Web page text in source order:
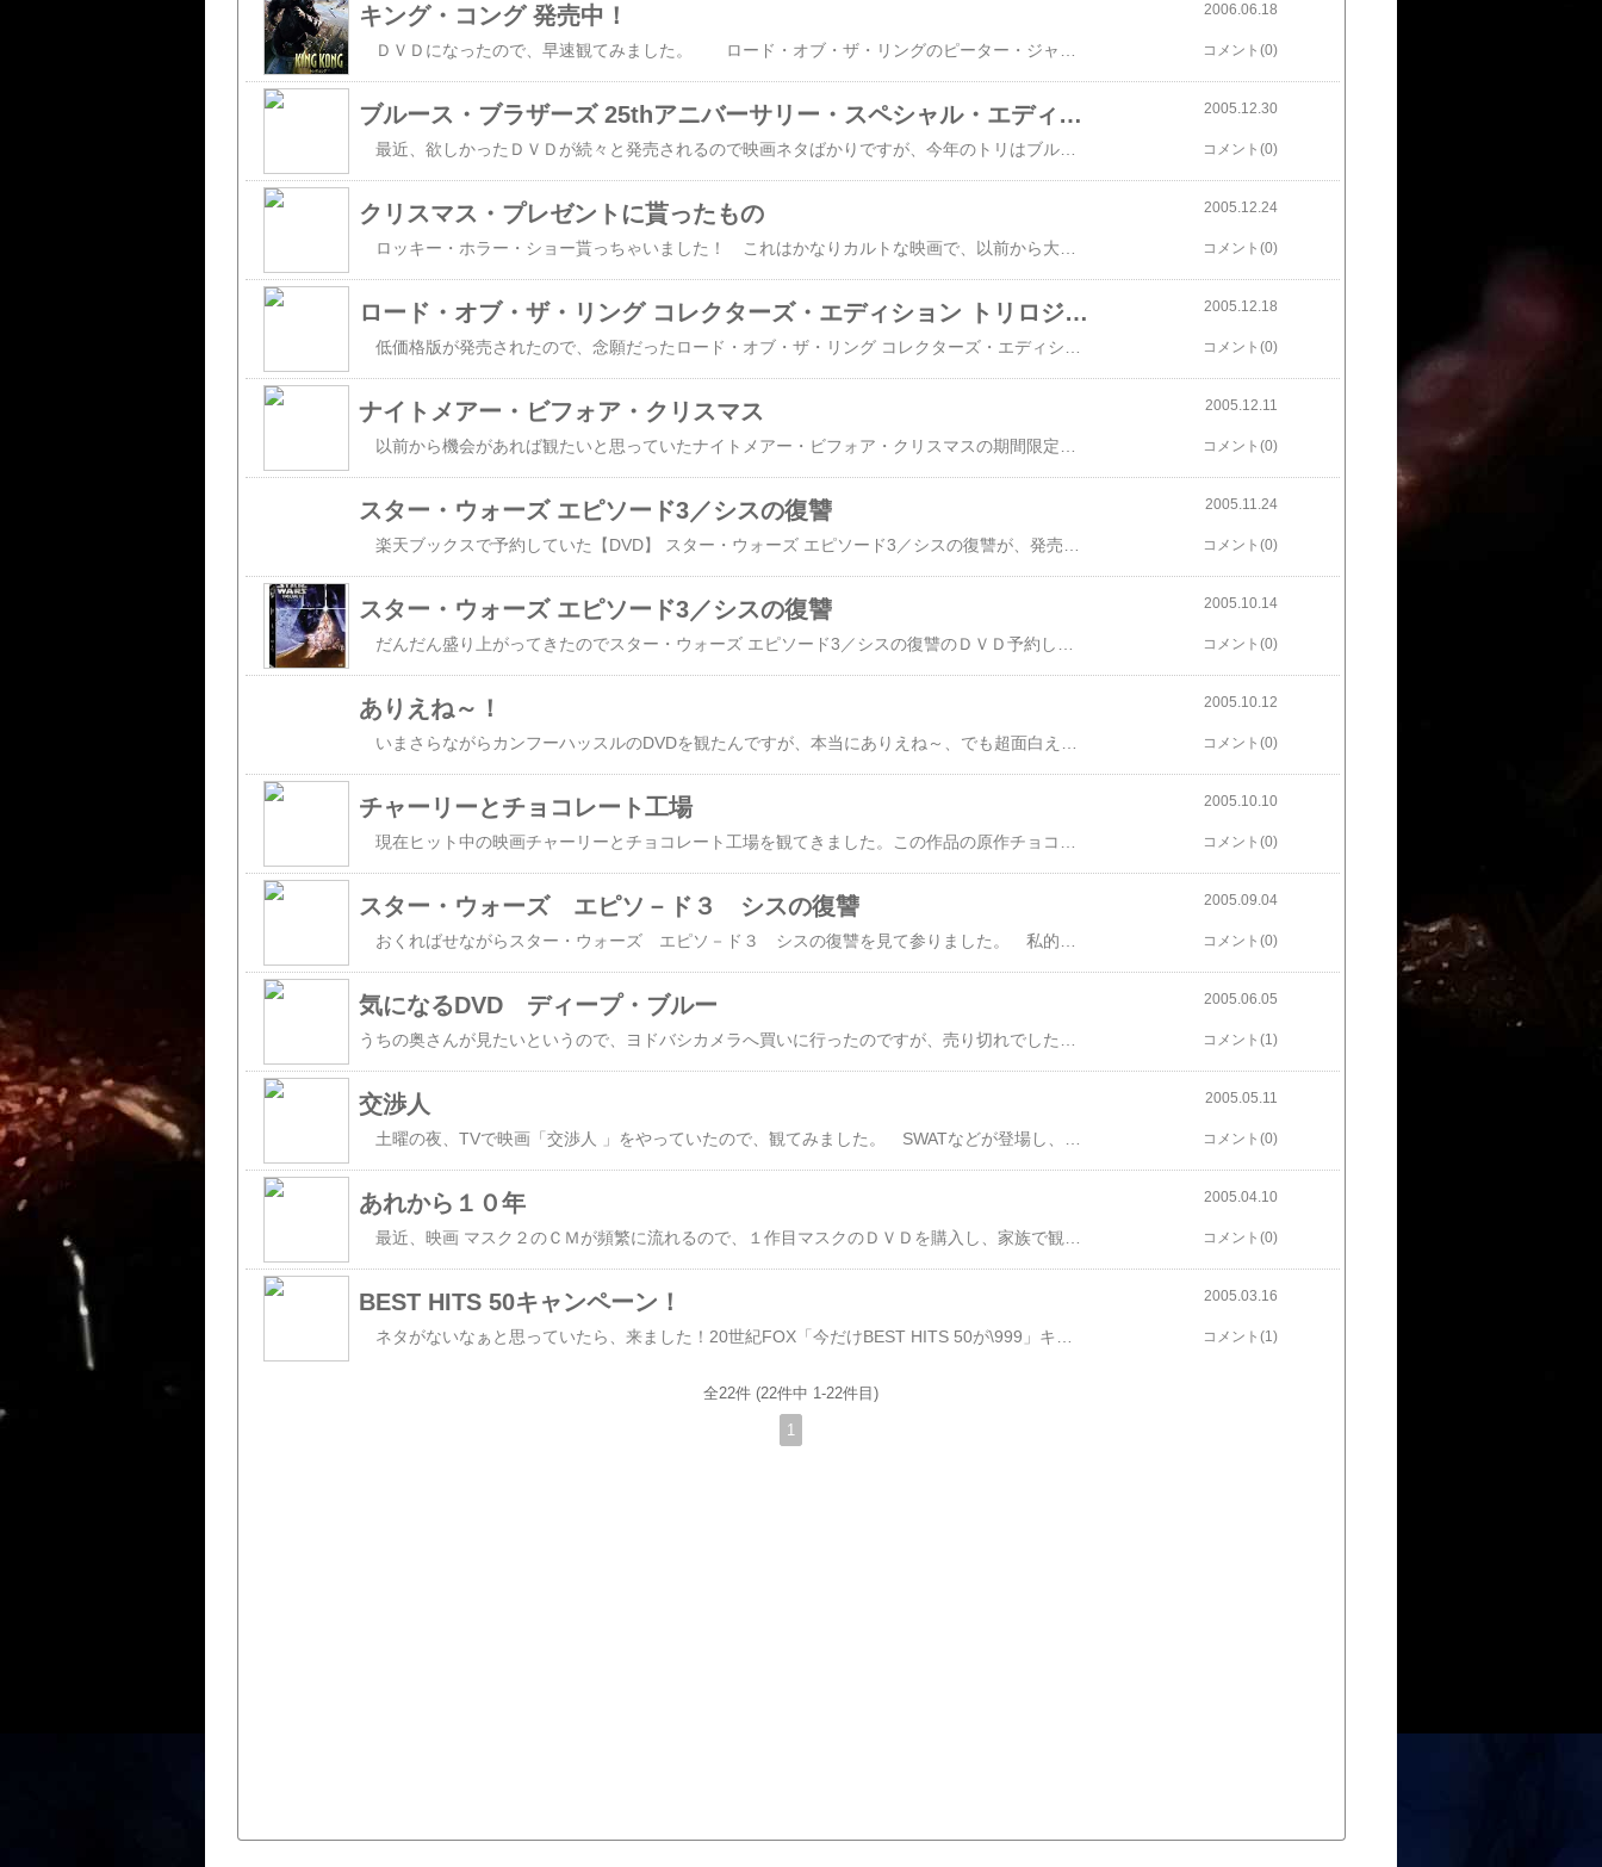
キング・コング 発売中！ 2006.06.18
コメント(0)
ブルース・ブラザーズ 25thアニバーサリー・スペシャル・エディション
最近、欲しかったＤＶＤが続々と発売されるので映画ネタばかりですが、今年のトリはブルース・ブラザーズ 25thアニバーサリー・スペシャル・エディションです。 今回は新たな映像特典を収録した2枚組の25周年バージョンですので、ファンには堪らない一品となりました。 ただ、残念なのは日本語吹き替えが無いこと。以前、ＴＶで放映された時のものでもいいので、入っていれば子供と一緒に楽しめるんですけど．．．。
2005.12.30
コメント(0)
クリスマス・プレゼントに貰ったもの 2005.12.24
コメント(0)
ロード・オブ・ザ・リング コレクターズ・エディション トリロジーBOX 2005.12.18
コメント(0)
ナイトメアー・ビフォア・クリスマス 2005.12.11
コメント(0)
スター・ウォーズ エピソード3／シスの復讐 2005.11.24
コメント(0)
スター・ウォーズ エピソード3／シスの復讐 2005.10.14
コメント(0)
ありえね～！ 2005.10.12
コメント(0)
チャーリーとチョコレート工場 2005.10.10
コメント(0)
スター・ウォーズ エピソ－ド３ シスの復讐 2005.09.04
コメント(0)
気になるDVD ディープ・ブルー 2005.06.05
コメント(1)
交渉人 2005.05.11
コメント(0)
あれから１０年 2005.04.10
コメント(0)
BEST HITS 50キャンペーン！ 2005.03.16
コメント(1)
全22件 (22件中 1-22件目)
1